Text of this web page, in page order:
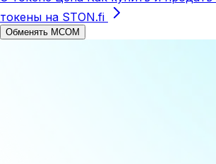
токены на STON.fi
Обменять MCOM